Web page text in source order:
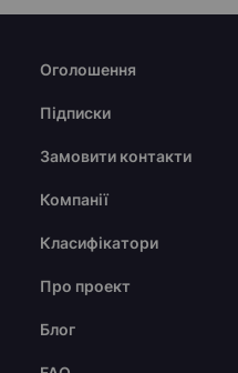
Оголошення
Підписки
Замовити контакти
Компанії
Класифікатори
Про проект
Блог